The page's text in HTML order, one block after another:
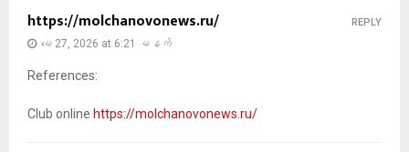
https://molchanovonews.ru/
မေ 27, 2026 at 6:21 မနက်
References:
Club online https://molchanovonews.ru/
REPLY